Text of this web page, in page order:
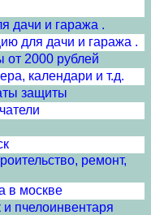
дачи и гаража .
для дачи и гаража .
2000 рублей
календари и т.д.
защиты
ремонт,
в москве
и пчелоинвентаря